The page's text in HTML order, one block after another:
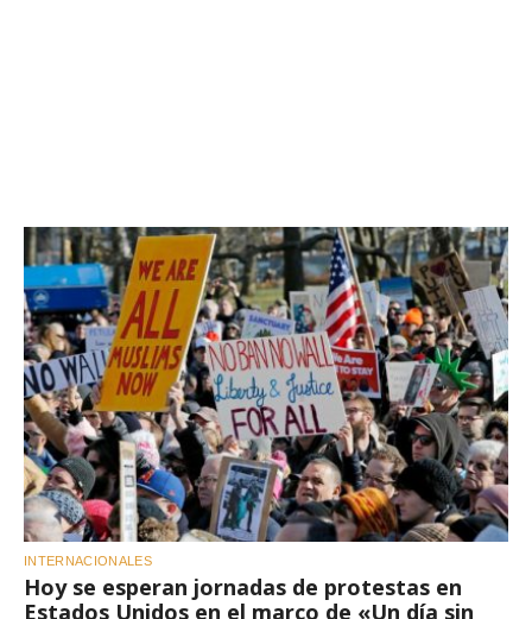
INTERNACIONALES
Hoy se esperan jornadas de protestas en
Estados Unidos en el marco de «Un día sin